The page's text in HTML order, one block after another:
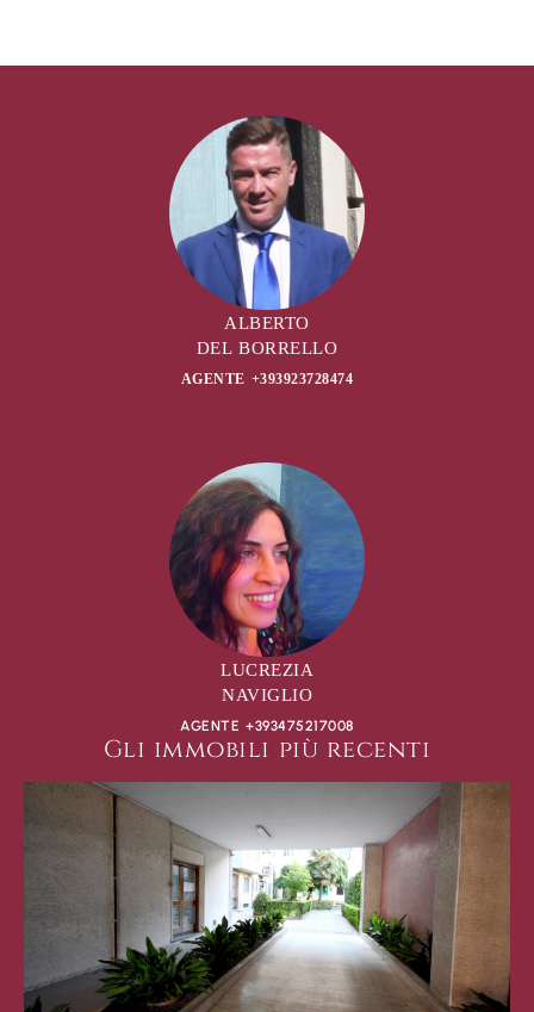
ALBERTO
DEL BORRELLO
AGENTE +393923728474
LUCREZIA
NAVIGLIO
AGENTE +393475217008
Gli immobili più recenti